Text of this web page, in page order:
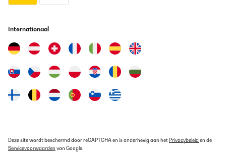
Amazon-Benutzer
Vertaal
29/04/2024
Internationaal
Deze site wordt beschermd door reCAPTCHA en is onderhevig aan het Privacybeleid en de
Servicevoorwaarden van Google.